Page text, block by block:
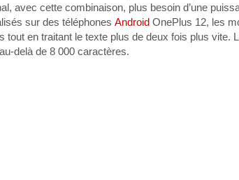
avec cette combinaison, plus besoin d’une
sur des téléphones Android OnePlus 12, les
tout en traitant le texte plus de deux fois plus vite.
delà de 8 000 caractères.